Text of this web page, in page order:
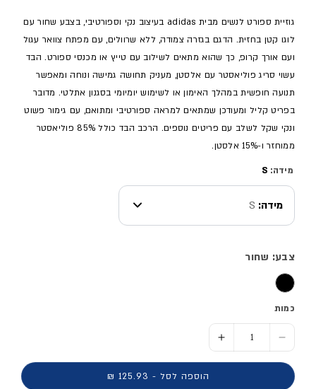
גוזיית ספורט לנשים מבית adidas בעיצוב נקי וספורטיבי, בצבע שחור עם
לוגו קטן בחזית. הדגם בגזרה צמודה, ללא שרוולים, עם מפתח צוואר עגול
ועם אורך קרופ, כך שהוא מתאים לשילוב עם טייץ או מכנסי ספורט. הבד
עשוי סריג פוליאסטר עם אלסטן, מעניק תחושה גמישה ונוחה ומאפשר
תנועה חופשית במהלך האימון או לשימוש יומיומי בסגנון אתלטי. מדובר
בפריט קליל ומעודכן שמתאים למראה ספורטיבי ומתואם, עם גימור פשוט
ונקי שקל לשלב עם פריטים נוספים. הרכב הבד כולל 85% פוליאסטר
ממוחזר ו-15% אלסטן.
מידה: S
מידה: S
צבע: שחור
כמות
הסר כמות ל- גוזיית ספורט - נשים
הוסף כמות ל- גוזיית ספורט - נשים
הוספה לסל - 125.93 ₪